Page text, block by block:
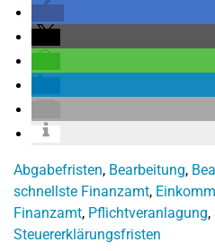
Abgabefristen, Bearbeitung,
schnellste Finanzamt,
Finanzamt, Pflichtveranlagung,
Steuererklärungsfristen